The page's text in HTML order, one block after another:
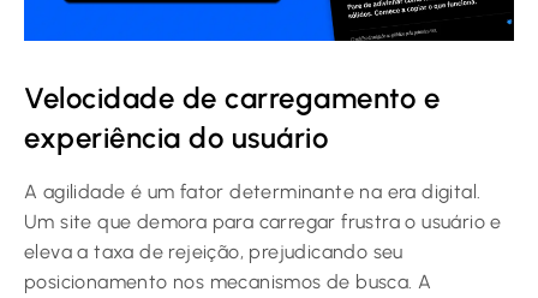
Velocidade de carregamento e
experiência do usuário
A agilidade é um fator determinante na era digital.
Um site que demora para carregar frustra o usuário e
eleva a taxa de rejeição, prejudicando seu
posicionamento nos mecanismos de busca. A